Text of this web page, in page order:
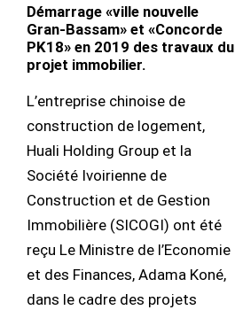
Démarrage «ville nouvelle
Gran-Bassam» et «Concorde
PK18» en 2019 des travaux du
projet immobilier.
L’entreprise chinoise de
construction de logement,
Huali Holding Group et la
Société Ivoirienne de
Construction et de Gestion
Immobilière (SICOGI) ont été
reçu Le Ministre de l’Economie
et des Finances, Adama Koné,
dans le cadre des projets